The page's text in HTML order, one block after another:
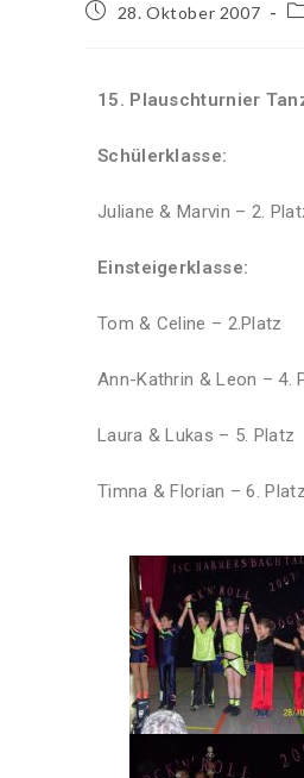
28. Oktober 2007
15. Plauschturnier
Schülerklasse:
Juliane & Marvin – 2.
Einsteigerklasse:
Tom & Celine – 2.Platz
Ann-Kathrin & Leon – 4.
Laura & Lukas – 5. Platz
Timna & Florian – 6. Platz